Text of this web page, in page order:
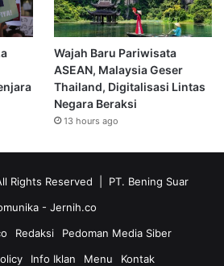
Wajah Baru Pariwisata
ASEAN, Malaysia Geser
Thailand, Digitalisasi Lintas
Negara Beraksi
13 hours ago
Rights Reserved | PT. Bening Suar
- Jernih.co
Redaksi
Pedoman Media Siber
Info Iklan Menu Kontak